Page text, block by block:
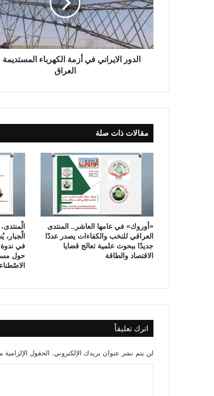
ر
ا
ي
ي
أ
م
ا
ا
د
ة
ف
الدور الايراني في أزمة الكهرباء
العراق
مقالات ذات صلة
«أوروك» في عامها العاشر.. المنتدى
العراقي للنخب والكفاءات يصدر عددًا
جديدًا ببحوث علمية تعالج قضايا
الاقتصاد والطاقة
في ندوة
حول
اترك تعليقاً
لن يتم نشر عنوان بريدك الإلكتروني. الحقول الإلزامية